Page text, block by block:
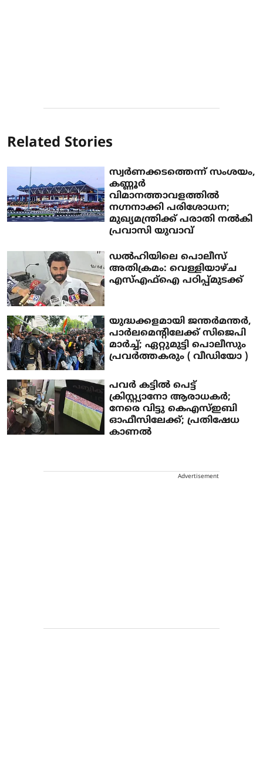
Related Stories
സ്വര്‍ണക്കടത്തെന്ന് സംശയം,
കണ്ണൂര്‍
വിമാനത്താവളത്തില്‍
നഗ്നനാക്കി പരിശോധന;
മുഖ്യമന്ത്രിക്ക് പരാതി നല്‍കി
പ്രവാസി യുവാവ്
ഡൽഹിയിലെ പൊലീസ്
അതിക്രമം: വെള്ളിയാഴ്ച
എസ്എഫ്‌ഐ പഠിപ്പ്മുടക്ക്
യുദ്ധക്കളമായി ജന്തര്‍മന്തര്‍,
പാര്‍ലമെന്റിലേക്ക് സിജെപി
മാര്‍ച്ച്; ഏറ്റുമുട്ടി പൊലീസും
പ്രവര്‍ത്തകരും ( വീഡിയോ )
പവര്‍ കട്ടില്‍ പെട്ട്
ക്രിസ്റ്റ്യാനോ ആരാധകര്‍;
നേരെ വിട്ടു കെഎസ്ഇബി
ഓഫീസിലേക്ക്; പ്രതിഷേധ
കാണല്‍
Advertisement